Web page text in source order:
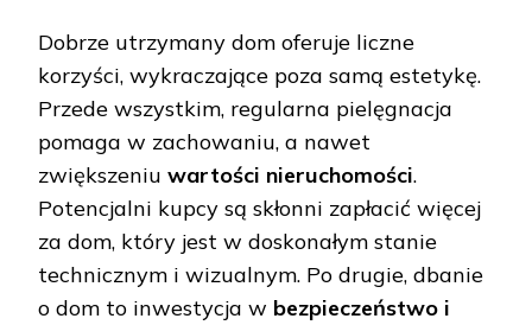
Dobrze utrzymany dom oferuje liczne
korzyści, wykraczające poza samą estetykę.
Przede wszystkim, regularna pielęgnacja
pomaga w zachowaniu, a nawet
zwiększeniu wartości nieruchomości.
Potencjalni kupcy są skłonni zapłacić więcej
za dom, który jest w doskonałym stanie
technicznym i wizualnym. Po drugie, dbanie
o dom to inwestycja w bezpieczeństwo i